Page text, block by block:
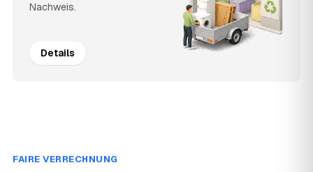
Nachweis.
Details
FAIRE VERRECHNUNG